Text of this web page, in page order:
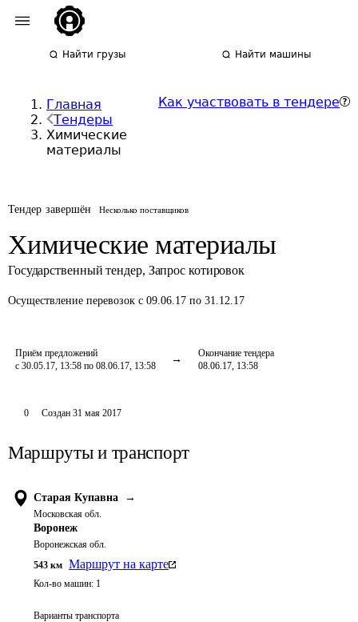
Найти грузы Найти машины
Главная
Тендеры
Химические
материалы
Как участвовать в тендере
Тендер завершён Несколько поставщиков
Химические материалы
Государственный тендер, Запрос котировок
Осуществление перевозок с 09.06.17 по 31.12.17
Приём предложений
с 30.05.17, 13:58 по 08.06.17, 13:58
Окончание тендера
08.06.17, 13:58
0 Создан 31 мая 2017
Маршруты и транспорт
Старая Купавна →
Московская обл.
Воронеж
Воронежская обл.
543 км Маршрут на карте
Кол-во машин: 1
Варианты транспорта